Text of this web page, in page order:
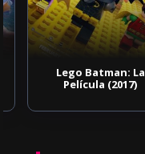
Lego Batman: La
Película (2017)